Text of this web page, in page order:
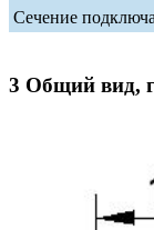
Сечение
3 Общий вид,